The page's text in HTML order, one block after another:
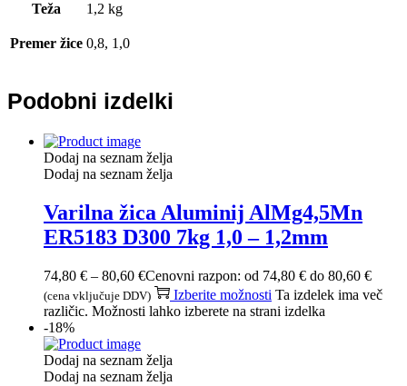
Teža 1,2 kg
Premer žice 0,8, 1,0
Podobni izdelki
Dodaj na seznam želja
Dodaj na seznam želja
Varilna žica Aluminij AlMg4,5Mn
ER5183 D300 7kg 1,0 – 1,2mm
74,80 € – 80,60 €Cenovni razpon: od 74,80 € do 80,60 €
(cena vključuje DDV) Izberite možnosti Ta izdelek ima več
različic. Možnosti lahko izberete na strani izdelka
-18%
Dodaj na seznam želja
Dodaj na seznam želja